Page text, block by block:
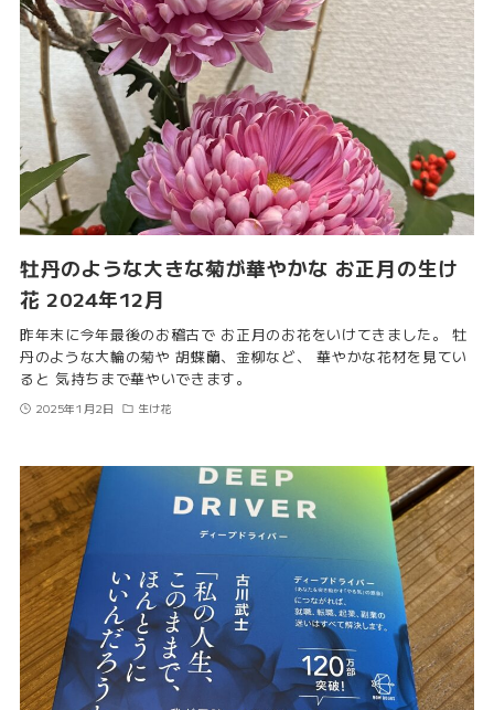
牡丹のような大きな菊が華やかな お正月の生け
花 2024年12月
昨年末に今年最後のお稽古で お正月のお花をいけてきました。 牡
丹のような大輪の菊や 胡蝶蘭、金柳など、 華やかな花材を見てい
ると 気持ちまで華やいできます。
2025年1月2日 生け花